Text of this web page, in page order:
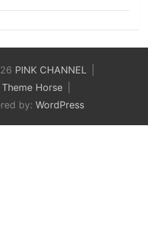
PINK CHANNEL
Theme Horse
by: WordPress